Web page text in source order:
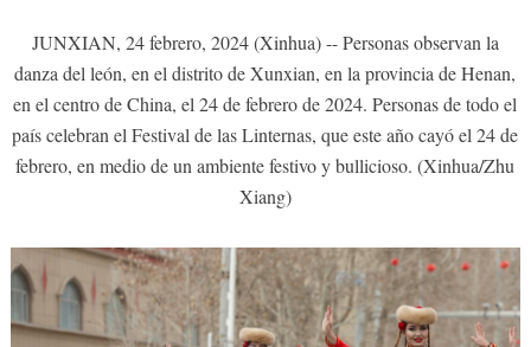
JUNXIAN, 24 febrero, 2024 (Xinhua) -- Personas observan la
danza del león, en el distrito de Xunxian, en la provincia de Henan,
en el centro de China, el 24 de febrero de 2024. Personas de todo el
país celebran el Festival de las Linternas, que este año cayó el 24 de
febrero, en medio de un ambiente festivo y bullicioso. (Xinhua/Zhu
Xiang)